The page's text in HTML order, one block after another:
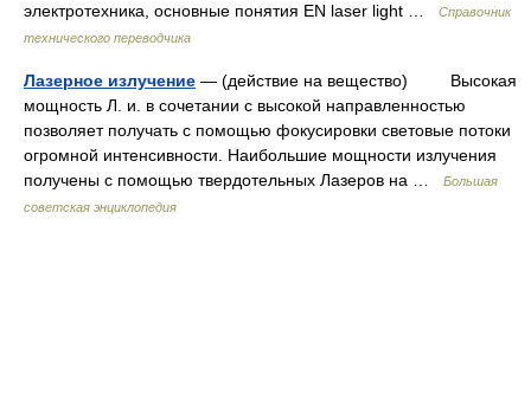
электротехника, основные понятия EN laser light …
Справочник
технического переводчика
Лазерное излучение — (действие на вещество) Высокая
мощность Л. и. в сочетании с высокой направленностью
позволяет получать с помощью фокусировки световые потоки
огромной интенсивности. Наибольшие мощности излучения
получены с помощью твердотельных Лазеров на …
Большая
советская энциклопедия